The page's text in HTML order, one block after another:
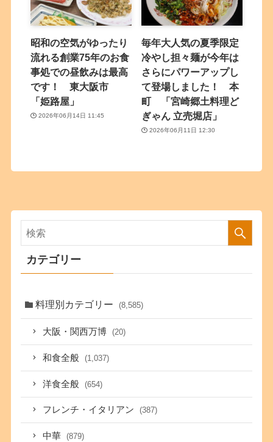
昭和の空気がゆったり
流れる創業75年のお食
事処での昼飲みは最高
です！ 東大阪市
「姫路屋」
2026年06月14日 11:45
毎年大人気の夏季限定
冷やし担々麺が今年は
さらにパワーアップし
て登場しました！ 本
町 「宮崎郷土料理ど
ぎゃん 立売堀店」
2026年06月11日 12:30
カテゴリー
料理別カテゴリー (8,585)
大阪・関西万博 (20)
和食全般 (1,037)
洋食全般 (654)
フレンチ・イタリアン (387)
中華 (879)